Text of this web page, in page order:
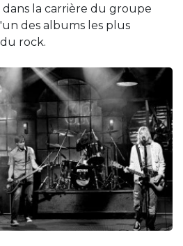
la carrière du groupe
des albums les plus
rock.